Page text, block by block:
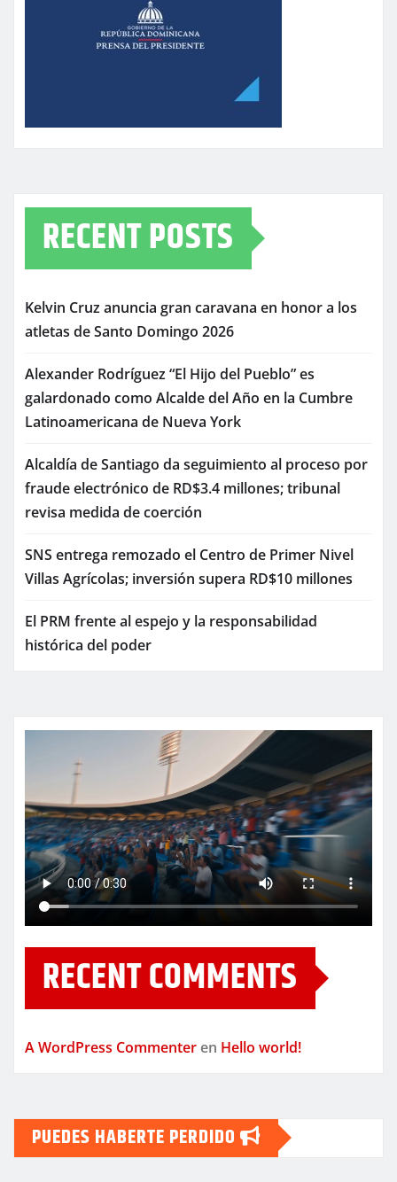
RECENT POSTS
Kelvin Cruz anuncia gran caravana en honor a los
atletas de Santo Domingo 2026
Alexander Rodríguez “El Hijo del Pueblo” es
galardonado como Alcalde del Año en la Cumbre
Latinoamericana de Nueva York
Alcaldía de Santiago da seguimiento al proceso por
fraude electrónico de RD$3.4 millones; tribunal
revisa medida de coerción
SNS entrega remozado el Centro de Primer Nivel
Villas Agrícolas; inversión supera RD$10 millones
El PRM frente al espejo y la responsabilidad
histórica del poder
RECENT COMMENTS
A WordPress Commenter en Hello world!
PUEDES HABERTE PERDIDO